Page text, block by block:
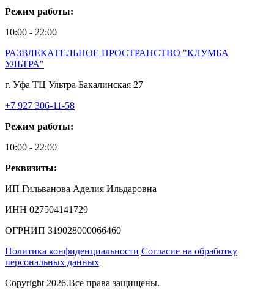
Режим работы:
10:00 - 22:00
РАЗВЛЕКАТЕЛЬНОЕ ПРОСТРАНСТВО "КЛУМБА
УЛЬТРА"
г. Уфа ТЦ Ультра Бакалинская 27
+7 927 306-11-58
Режим работы:
10:00 - 22:00
Реквизиты:
ИП Гильванова Аделия Ильдаровна⁠
ИНН 027504141729
ОГРНИП 319028000066460
Политика конфиденциальности Согласие на обработку
персональных данных
Copyright 2026.Все права защищены.